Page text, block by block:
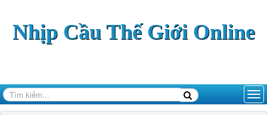
Nhịp Cầu Thế Giới Online